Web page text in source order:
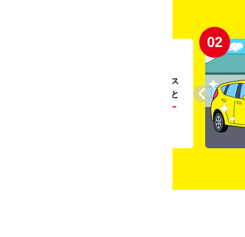
。ガソリンス
タンドや整備工場の既存インフラを活用すること
リー
02